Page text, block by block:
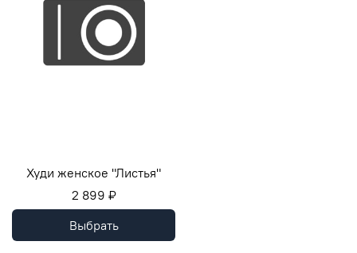
Худи женское "Листья"
2 899 ₽
Выбрать